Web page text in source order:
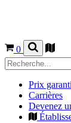
0
Prix
Carrières
Devenez